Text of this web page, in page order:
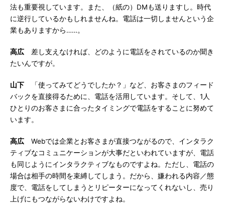
法も重要視しています。また、（紙の）DMも送りますし。時代
に逆行しているかもしれませんね。電話は一切しませんという企
業もありますから……。
高広 差し支えなければ、どのように電話をされているのか聞き
たいんですが。
山下 「使ってみてどうでしたか？」など、お客さまのフィード
バックを直接得るために、電話を活用しています。そして、1人
ひとりのお客さまに合ったタイミングで電話をすることに努めて
います。
高広 Webでは企業とお客さまが直接つながるので、インタラク
ティブなコミュニケーションが大事だといわれていますが、電話
も同じようにインタラクティブなものですよね。ただし、電話の
場合は相手の時間を束縛してしまう。だから、嫌われる内容／態
度で、電話をしてしまうとリピーターになってくれないし、売り
上げにもつながらないわけですよね。